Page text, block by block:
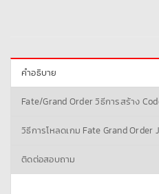
คำอธิบาย
Fate/Grand Order วิธีการสร้าง
วิธีการโหลดเกม Fate Grand Order
ติดต่อสอบถาม